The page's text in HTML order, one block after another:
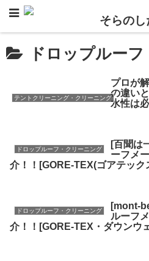
ドロップルーフ
テントクリーニング・クリーニング
プロが
の違い
水性は
ドロップルーフ・クリーニング
[百聞は
ーフメ
介！！[GORE-TEX(ゴアテック
ドロップルーフ・クリーニング
[mont-
ルーフ
介！！[GORE-TEX・ダウンウ